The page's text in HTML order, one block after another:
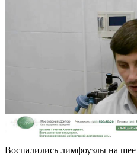
Воспалились лимфоузлы на шее